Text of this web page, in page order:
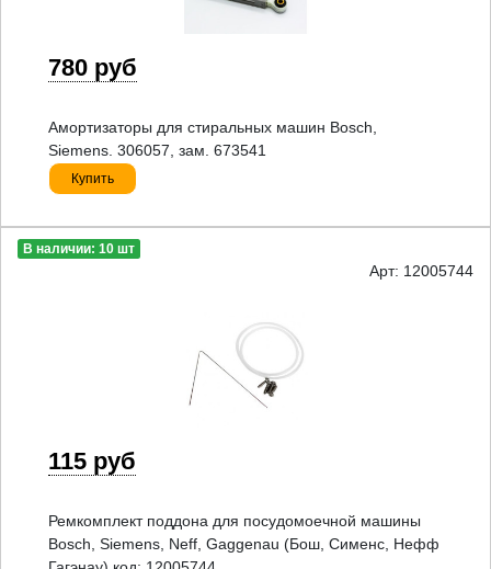
780 руб
Амортизаторы для стиральных машин Bosch,
Siemens. 306057, зам. 673541
Купить
В наличии: 10 шт
Арт: 12005744
115 руб
Ремкомплект поддона для посудомоечной машины
Bosch, Siemens, Neff, Gaggenau (Бош, Сименс, Нефф